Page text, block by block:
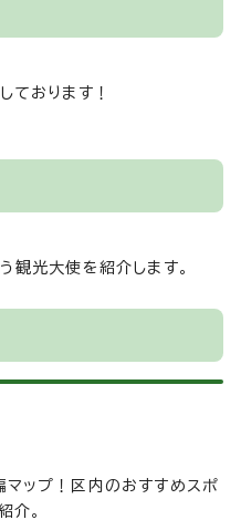
ております！
観光大使を紹介します。
ップ！区内のおすすめスポ
介。